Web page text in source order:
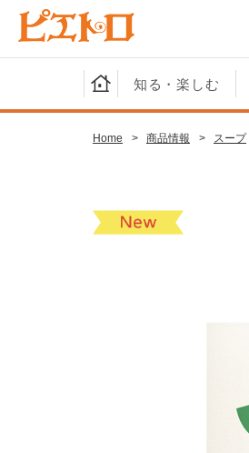
知る・楽しむ
Home > 商品情報 > スープ